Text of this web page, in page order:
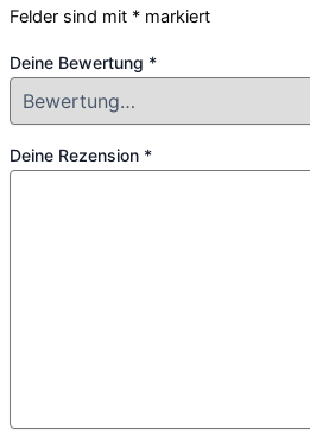
Felder sind mit * markiert
Deine Bewertung *
Deine Rezension *